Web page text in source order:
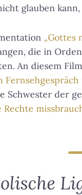
glauben
„Gottes
die in
An diesem
Schwester der